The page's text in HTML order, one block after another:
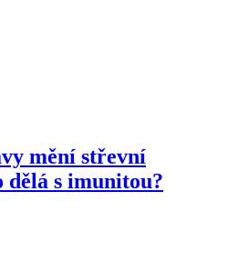
mění střevní
s imunitou?